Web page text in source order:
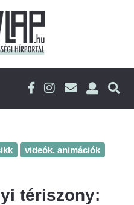
videók, animációk
tériszony: